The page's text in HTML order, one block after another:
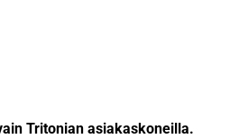
Tritonian asiakaskoneilla.